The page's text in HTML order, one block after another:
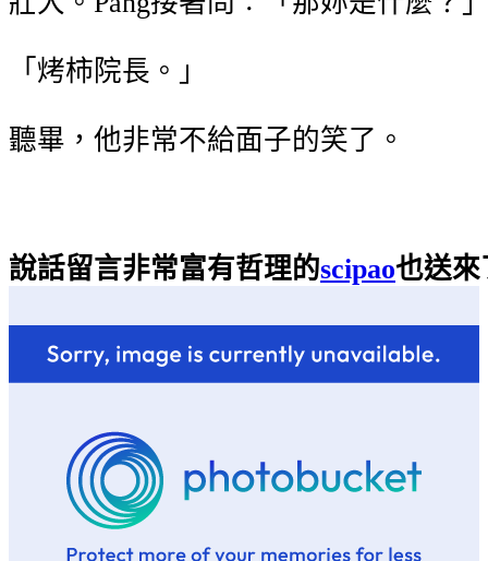
「烤柿院長。」
聽畢，他非常不給面子的笑了。
說話留言非常富有哲理的scipao也送來